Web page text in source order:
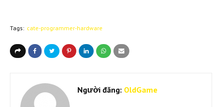
Tags: cate-programmer-hardware
Người đăng: OldGame